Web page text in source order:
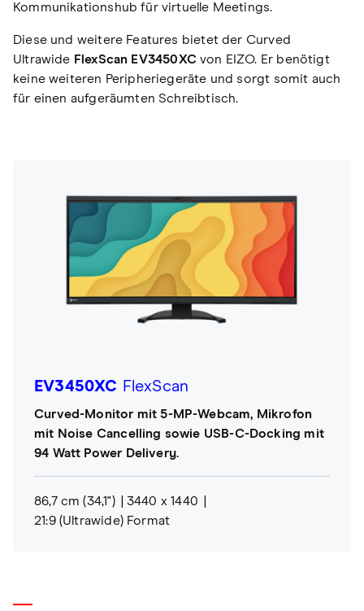
Kommunikationshub für virtuelle Meetings.
Diese und weitere Features bietet der Curved
Ultrawide FlexScan EV3450XCvon EIZO. Er benötigt
keine weiteren Peripheriegeräte und sorgt somit auch
für einen aufgeräumten Schreibtisch.
EV3450XC FlexScan
Curved-Monitor mit 5-MP-Webcam, Mikrofon
mit Noise Cancelling sowie USB-C-Docking mit
94 Watt Power Delivery.
86,7 cm (34,1")
3440 x 1440
21:9 (Ultrawide) Format